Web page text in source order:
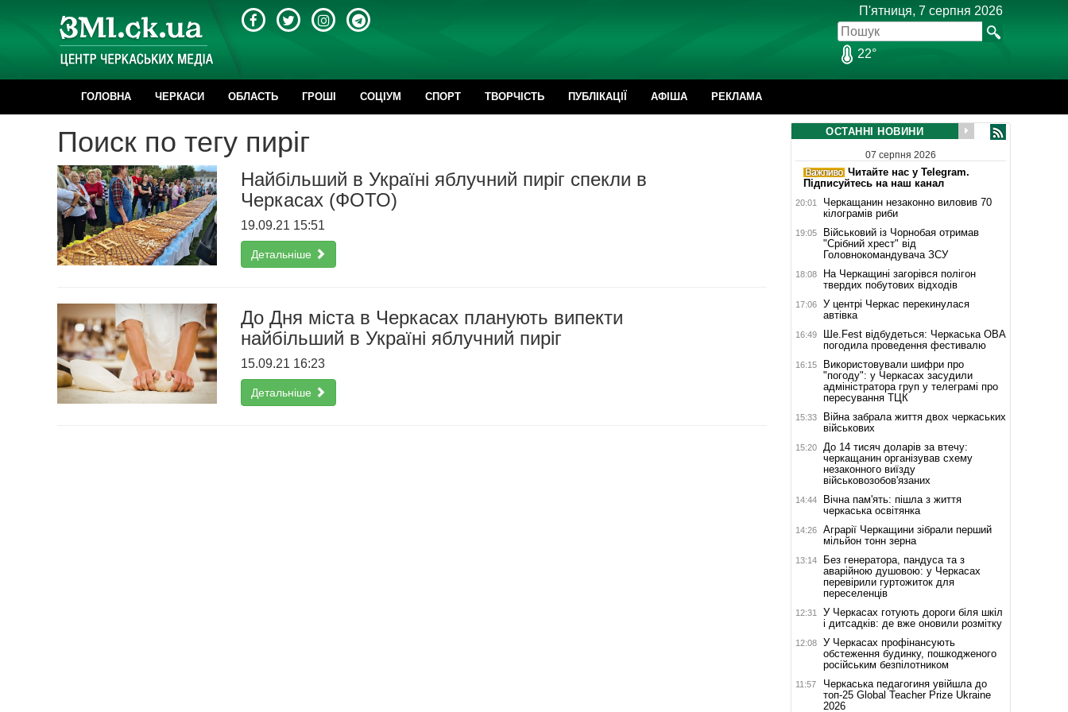
П'ятниця, 7 серпня 2026
22°
ГОЛОВНА ЧЕРКАСИ ОБЛАСТЬ ГРОШІ CОЦІУМ СПОРТ ТВОРЧІСТЬ ПУБЛІКАЦІЇ АФІША РЕКЛАМА
Поиск по тегу пиріг
Найбільший в Україні яблучний пиріг спекли в
Черкасах (ФОТО)
19.09.21 15:51
Детальніше
До Дня міста в Черкасах планують випекти
найбільший в Україні яблучний пиріг
15.09.21 16:23
Детальніше
ОСТАННІ НОВИНИ
07 серпня 2026
Читайте нас у Telegram.
Підписуйтесь на наш канал
20:01
Черкащанин незаконно виловив 70
кілограмів риби
19:05
Військовий із Чорнобая отримав
"Срібний хрест" від
Головнокомандувача ЗСУ
18:08
На Черкащині загорівся полігон
твердих побутових відходів
17:06
У центрі Черкас перекинулася
автівка
16:49
Ше.Fest відбудеться: Черкаська ОВА
погодила проведення фестивалю
16:15
Використовували шифри про
"погоду": у Черкасах засудили
адміністратора груп у телеграмі про
пересування ТЦК
15:33
Війна забрала життя двох черкаських
військових
15:20
До 14 тисяч доларів за втечу:
черкащанин організував схему
незаконного виїзду
військовозобов'язаних
14:44
Вічна пам'ять: пішла з життя
черкаська освітянка
14:26
Аграрії Черкащини зібрали перший
мільйон тонн зерна
13:14
Без генератора, пандуса та з
аварійною душовою: у Черкасах
перевірили гуртожиток для
переселенців
12:31
У Черкасах готують дороги біля шкіл
і дитсадків: де вже оновили розмітку
12:08
У Черкасах профінансують
обстеження будинку, пошкодженого
російським безпілотником
11:57
Черкаська педагогиня увійшла до
топ-25 Global Teacher Prize Ukraine
2026